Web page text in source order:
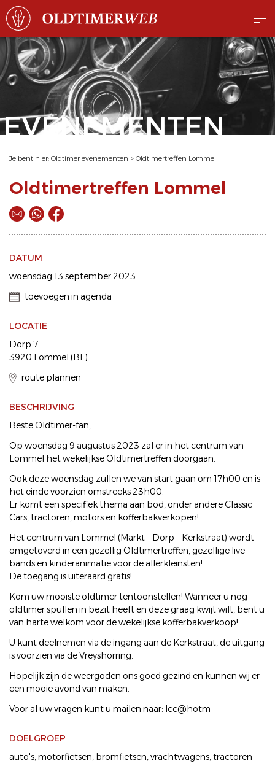
EVENEMENTEN
Je bent hier: Oldtimer evenementen > Oldtimertreffen Lommel
Oldtimertreffen Lommel
DATUM
woensdag 13 september 2023
toevoegen in agenda
LOCATIE
Dorp 7
3920 Lommel (BE)
route plannen
BESCHRIJVING
Beste Oldtimer-fan,
Op woensdag 9 augustus 2023 zal er in het centrum van
Lommel het wekelijkse Oldtimertreffen doorgaan.
Ook deze woensdag zullen we van start gaan om 17h00 en is
het einde voorzien omstreeks 23h00.
Er komt een specifiek thema aan bod, onder andere Classic
Cars, tractoren, motors en kofferbakverkopen!
Het centrum van Lommel (Markt – Dorp – Kerkstraat) wordt
omgetoverd in een gezellig Oldtimertreffen, gezellige live-
bands en kinderanimatie voor de allerkleinsten!
De toegang is uiteraard gratis!
Kom uw mooiste oldtimer tentoonstellen! Wanneer u nog
oldtimer spullen in bezit heeft en deze graag kwijt wilt, bent u
van harte welkom voor de wekelijkse kofferbakverkoop!
U kunt deelnemen via de ingang aan de Kerkstraat, de uitgang
is voorzien via de Vreyshorring.
Hopelijk zijn de weergoden ons goed gezind en kunnen wij er
een mooie avond van maken.
Voor al uw vragen kunt u mailen naar: lcc@hotm
DOELGROEP
auto's motorfietsen bromfietsen vrachtwagens tractoren